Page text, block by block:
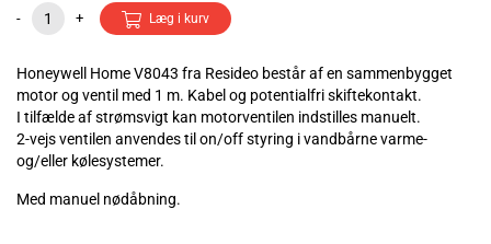
- + Læg i kurv
Honeywell Home V8043 fra Resideo består af en sammenbygget
motor og ventil med 1 m. Kabel og potentialfri skiftekontakt.
I tilfælde af strømsvigt kan motorventilen indstilles manuelt.
2-vejs ventilen anvendes til on/off styring i vandbårne varme-
og/eller kølesystemer.
Med manuel nødåbning.